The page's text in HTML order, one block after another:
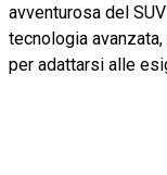
avventurosa del
tecnologia
per adattarsi alle